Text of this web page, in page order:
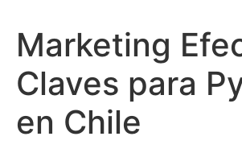
Marketing
Claves para
en Chile